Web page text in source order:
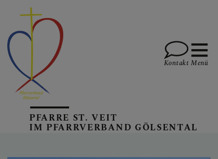
AKTUELLES
PFARRE ST. VEIT
IM PFARRVERBAND GÖLSENTAL
Kontakt Menü